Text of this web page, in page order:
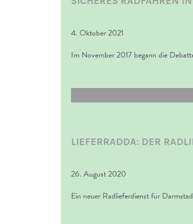
4. Oktober 2021
Im November 2017 begann die
LIEFERRADDA: DER
26. August 2020
Ein neuer Radlieferdienst für